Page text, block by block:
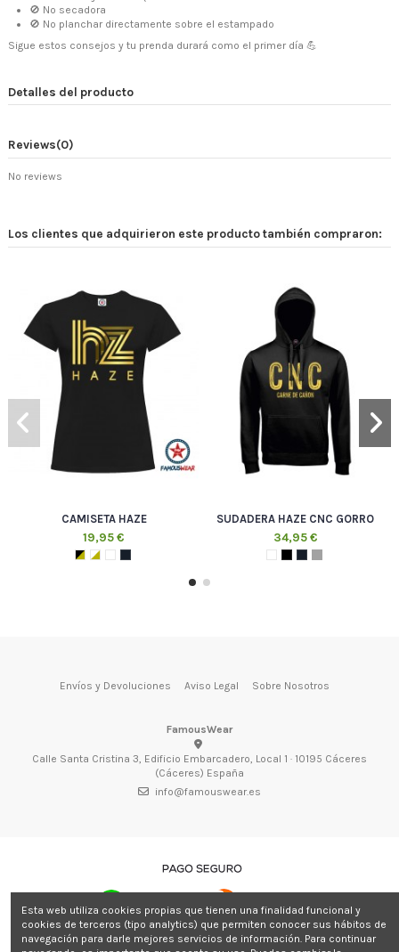
🚫 No secadora
🚫 No planchar directamente sobre el estampado
Sigue estos consejos y tu prenda durará como el primer día 💪
Detalles del producto
Reviews(0)
No reviews
Los clientes que adquirieron este producto también compraron:
CAMISETA HAZE
19,95 €
SUDADERA HAZE CNC GORRO
34,95 €
Envíos y Devoluciones Aviso Legal Sobre Nosotros
FamousWear
Calle Santa Cristina 3, Edificio Embarcadero, Local 1 · 10195 Cáceres
(Cáceres) España
info@famouswear.es
Esta web utiliza cookies propias que tienen una finalidad funcional y
cookies de terceros (tipo analytics) que permiten conocer sus hábitos de
navegación para darle mejores servicios de información. Para continuar